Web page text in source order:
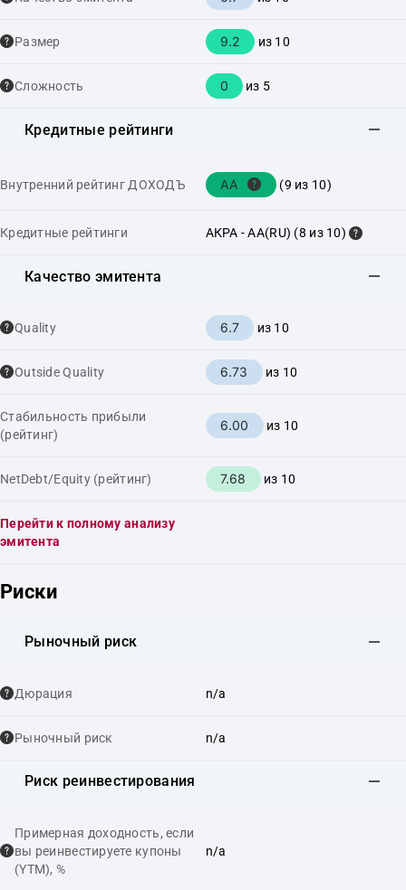
Размер 9.2 из 10
Сложность 0 из 5
Кредитные рейтинги
Внутренний рейтинг ДОХОДЪ AA (9 из 10)
Кредитные рейтинги АКРА - AA(RU) (8 из 10)
Качество эмитента
Quality 6.7 из 10
Outside Quality 6.73 из 10
Стабильность прибыли
(рейтинг)
6.00 из 10
NetDebt/Equity (рейтинг) 7.68 из 10
Перейти к полному анализу
эмитента
Риски
Рыночный риск
Дюрация n/a
Рыночный риск n/a
Риск реинвестирования
Примерная доходность, если
вы реинвестируете купоны
(YTM), %
n/a